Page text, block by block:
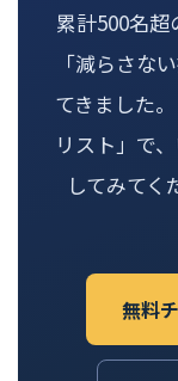
累計500名超
「減らさな
てきました
リスト」で
してみて
無料